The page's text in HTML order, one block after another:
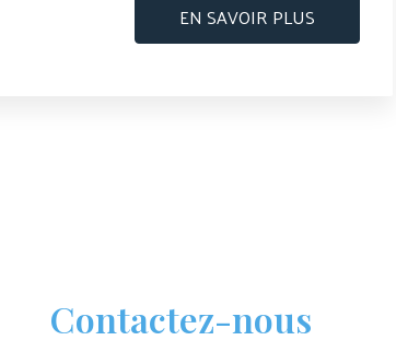
EN SAVOIR PLUS
Contactez-nous